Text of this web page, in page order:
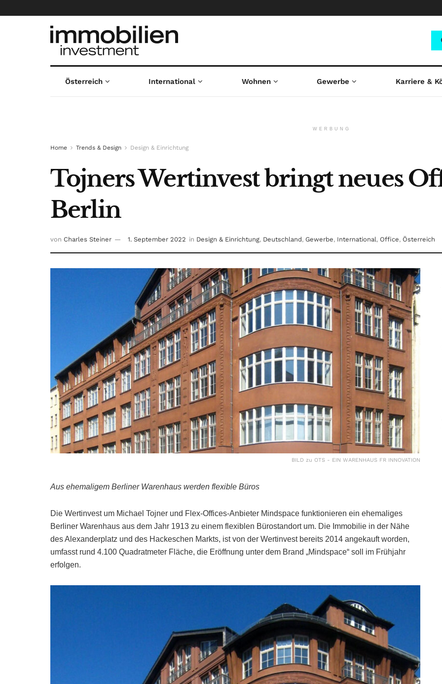
Österreich International Wohnen Gewerbe Karriere &
WERBUNG
Home Trends & Design Design & Einrichtung
Tojners Wertinvest bringt neues
Berlin
von Charles Steiner 1. September 2022 in Design & Einrichtung, Deutschland, Gewerbe, International, Office, Österreich
BILD zu OTS - EIN WARENHAUS FR INNOVATION
Aus ehemaligem Berliner Warenhaus werden flexible Büros
Die Wertinvest um Michael Tojner und Flex-Offices-Anbieter Mindspace funktionieren ein ehemaliges
Berliner Warenhaus aus dem Jahr 1913 zu einem flexiblen Bürostandort um. Die Immobilie in der Nähe
des Alexanderplatz und des Hackeschen Markts, ist von der Wertinvest bereits 2014 angekauft worden,
umfasst rund 4.100 Quadratmeter Fläche, die Eröffnung unter dem Brand „Mindspace“ soll im Frühjahr
erfolgen.